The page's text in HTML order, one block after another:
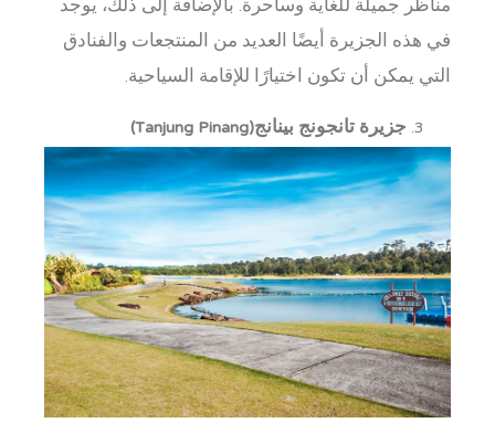
في هذه الجزيرة أيضًا العديد من المنتجعات والفنادق
التي يمكن أن تكون اختيارًا للإقامة السياحية.
جزيرة تانجونج بينانج(Tanjung Pinang)